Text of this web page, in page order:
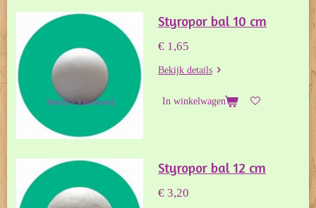
Styropor bal 10 cm
€ 1,65
Bekijk details
In winkelwagen
Styropor bal 12 cm
€ 3,20